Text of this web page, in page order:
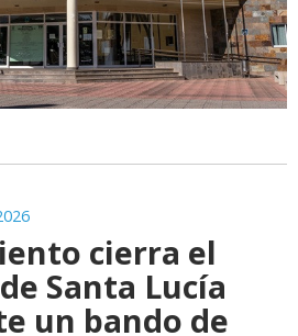
cierra el
Santa Lucía
un bando de